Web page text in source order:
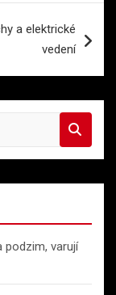
a elektrické
vedení
podzim, varují